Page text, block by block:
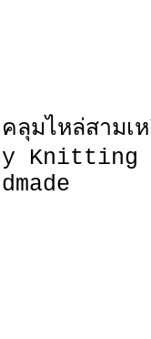
ลุมไหล่สามเ
Knitting